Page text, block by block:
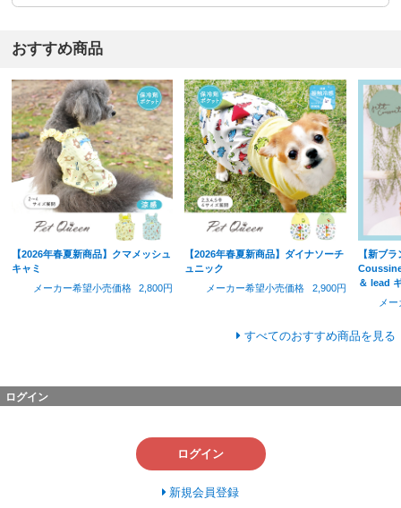
おすすめ商品
【2026年春夏新商品】クマメッシュ
キャミ
メーカー希望小売価格
2,800円
【2026年春夏新商品】ダイナソーチ
ュニック
メーカー希望小売価格
2,900円
【新ブ
＆ lead
メ
すべてのおすすめ商品を見る
ログイン
ログイン
新規会員登録